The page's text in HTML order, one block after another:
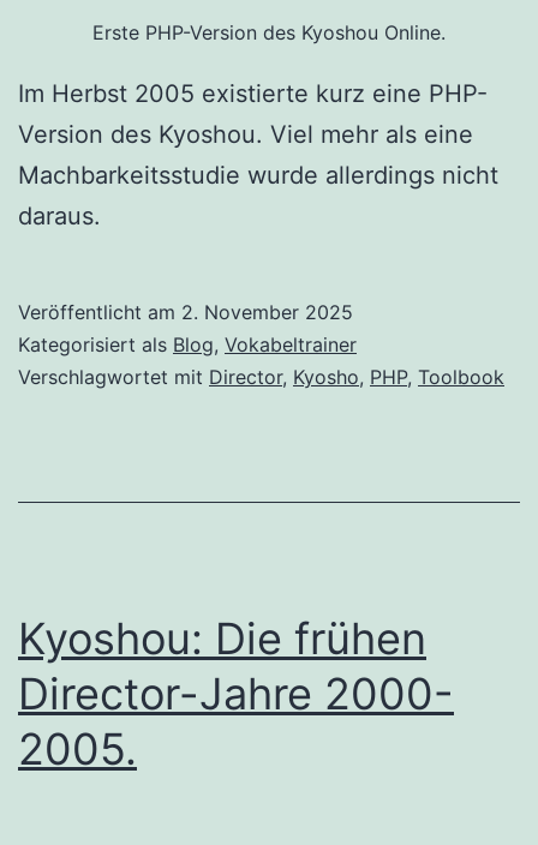
Erste PHP-Version des Kyoshou Online.
Im Herbst 2005 existierte kurz eine PHP-
Version des Kyoshou. Viel mehr als eine
Machbarkeitsstudie wurde allerdings nicht
daraus.
Veröffentlicht am 2. November 2025
Kategorisiert als Blog, Vokabeltrainer
Verschlagwortet mit Director, Kyosho, PHP, Toolbook
Kyoshou: Die frühen
Director-Jahre 2000-
2005.